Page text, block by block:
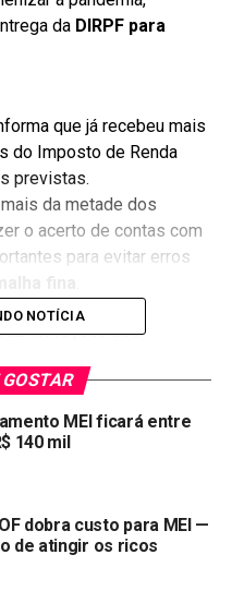
da DIRPF para
que já recebeu mais
do Imposto de Renda
previstas.
da metade dos
o acerto de contas com
para evitar erros
inovações aos
com isso facilita a
da receita federal está
atualizações para
nas
ela recebe
ou seja, das
imobiliárias,
NOTÍCIA
GOSTAR
MEI ficará entre
140 mil
dobra custo para MEI —
de atingir os ricos